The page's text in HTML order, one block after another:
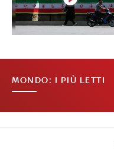
MONDO: I PIÙ LETTI